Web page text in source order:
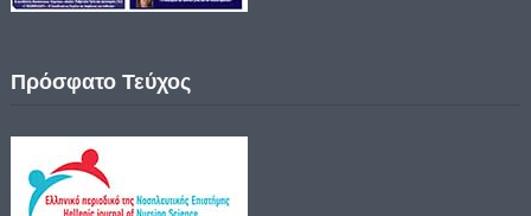
Πρόσφατο Τεύχος